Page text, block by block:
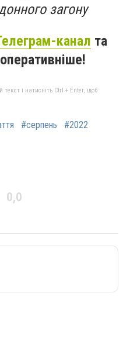
загону
канал та
і натисніть Ctrl + Enter, щоб
#серпень #2022
0,0